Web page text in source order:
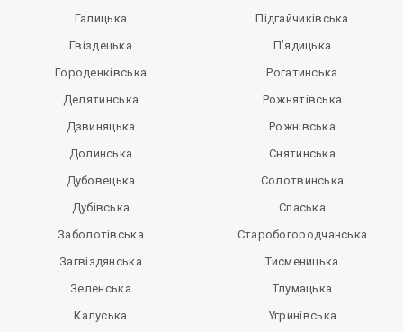
Галицька
Гвіздецька
Городенківська
Делятинська
Дзвиняцька
Долинська
Дубовецька
Дубівська
Заболотівська
Загвіздянська
Зеленська
Калуська
Підгайчиківська
П’ядицька
Рогатинська
Рожнятівська
Рожнівська
Снятинська
Солотвинська
Спаська
Старобогородчанська
Тисменицька
Тлумацька
Угринівська